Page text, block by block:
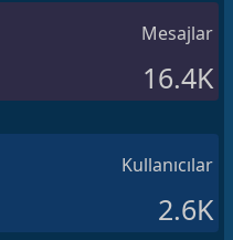
Mesajlar
16.4K
Kullanıcılar
2.6K